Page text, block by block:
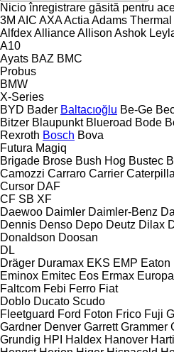
Nicio înregistrare găsită pentru
3M AIC AXAActia Adams
AlfdexAllianceAllison Ashok
A10
Ayats BAZ BMC
Probus
BMW
X-Series
BYD Bader Baltacıoğlu Be-Ge
Bitzer Blaupunkt Blueroad Bode
Rexroth Bosch Bova
Futura Magiq
Brigade Brose Bush Hog Bustec
Camozzi Carraro Carrier
Cursor DAF
CF SB XF
Daewoo Daimler Daimler-Benz
Dennis Denso Depo Deutz Dilax
Donaldson Doosan
DL
Dräger Duramax EKS EMP Eaton
Eminox Emitec Eos Ermax
Faltcom Febi Ferro Fiat
Doblo Ducato Scudo
Fleetguard Ford Foton Frico Fuji
Gardner Denver Garrett Grammer
Grundig HPI Haldex Hanover